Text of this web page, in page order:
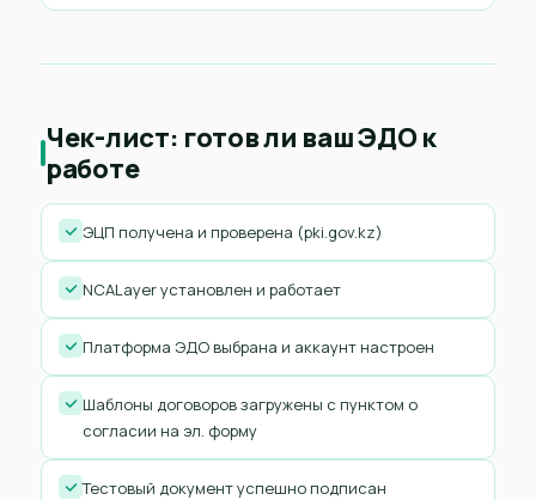
Чек-лист: готов ли ваш ЭДО к
работе
ЭЦП получена и проверена (pki.gov.kz)
NCALayer установлен и работает
Платформа ЭДО выбрана и аккаунт настроен
Шаблоны договоров загружены с пунктом о
согласии на эл. форму
Тестовый документ успешно подписан